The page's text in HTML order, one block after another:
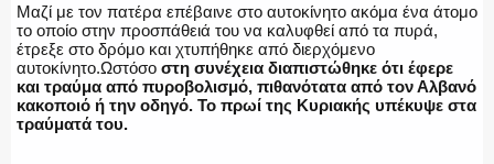
Μαζί με τον πατέρα επέβαινε στο αυτοκίνητο ακόμα ένα άτομο
το οποίο στην προσπάθειά του να καλυφθεί από τα πυρά,
έτρεξε στο δρόμο και χτυπήθηκε από διερχόμενο
αυτοκίνητο.Ωστόσο στη συνέχεια διαπιστώθηκε ότι έφερε
και τραύμα από πυροβολισμό, πιθανότατα από τον Αλβανό
κακοποιό ή την οδηγό. Το πρωί της Κυριακής υπέκυψε στα
τραύματά του.